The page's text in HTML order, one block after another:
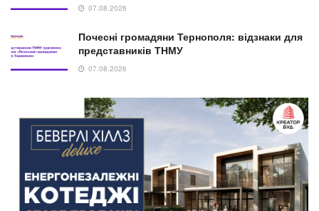
07.08.2026
Почесні громадяни Тернополя: відзнаки для
представників ТНМУ
07.08.2026